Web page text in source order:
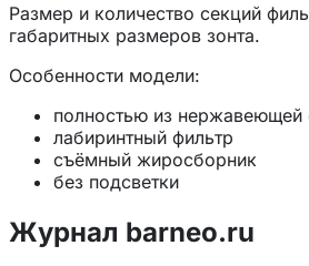
Размер и количество секций
габаритных размеров зонта.
Особенности модели:
полностью из нержавеющей
лабиринтный фильтр
съёмный жиросборник
без подсветки
диаметром 315 мм.
Журнал barneo.ru